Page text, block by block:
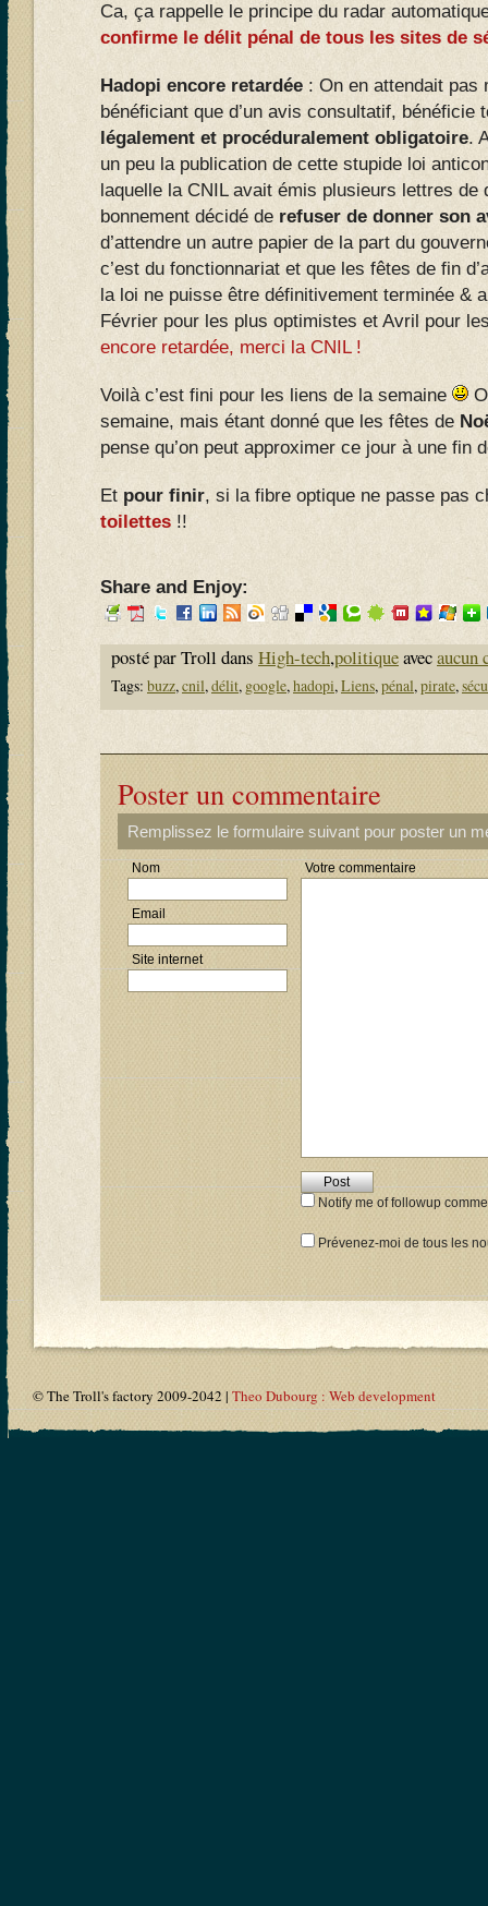
Ca, ça rappelle le principe du radar
confirme le délit pénal de tous les sites de
Hadopi encore retardée : On en attendait pas
bénéficiant que d’un avis consultatif, bénéficie
légalement et procéduralement obligatoire.
un peu la publication de cette stupide loi
laquelle la CNIL avait émis plusieurs lettres de
bonnement décidé de refuser de donner son
d’attendre un autre papier de la part du
c’est du fonctionnariat et que les fêtes de fin
la loi ne puisse être définitivement terminée &
Février pour les plus optimistes et Avril pour
encore retardée, merci la CNIL !
Voilà c’est fini pour les liens de la semaine
semaine, mais étant donné que les fêtes de
pense qu’on peut approximer ce jour à une fin
Et pour finir, si la fibre optique ne passe pas
toilettes !!
Share and Enjoy:
posté par Troll dans High-tech,politiqueavecaucun
Tags: buzz,cnil,délit, google,hadopi,Liens,pénal,pirate,
Poster un commentaire
Remplissez le formulaire suivant pour poster un
Nom
Email
Site internet
Votre commentaire
Notify me of followup
Prévenez-moi de tous les
© The Troll's factory 2009-2042 | Theo Dubourg : Web development